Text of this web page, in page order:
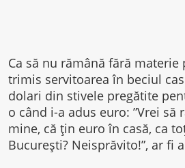
Ca să nu rămână fără materie
trimis servitoarea în beciul
dolari din stivele pregătite
o când i-a adus euro: ”Vrei să
mine, că țin euro în casă, ca
București? Neisprăvito!”, ar fi